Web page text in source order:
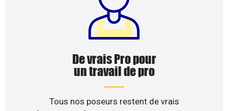
De vrais Pro pour
un travail de pro
Tous nos poseurs restent de vrais